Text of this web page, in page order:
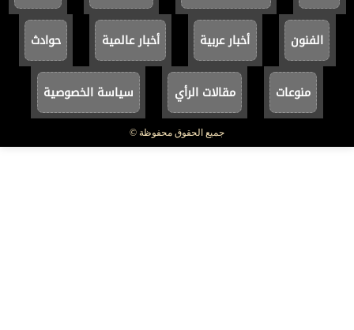
الفنون أخبار عربية أخبار عالمية حوادث
منوعات مقالات الرأي سياسة الخصوصية
جميع الحقوق محفوظة ©